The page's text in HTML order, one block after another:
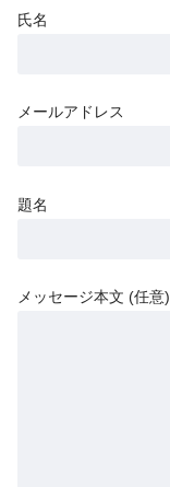
氏名
メールアドレス
題名
メッセージ本文 (任意)